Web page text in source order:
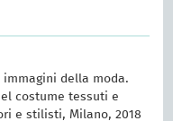
immagini della moda.
costume tessuti e
e stilisti, Milano, 2018